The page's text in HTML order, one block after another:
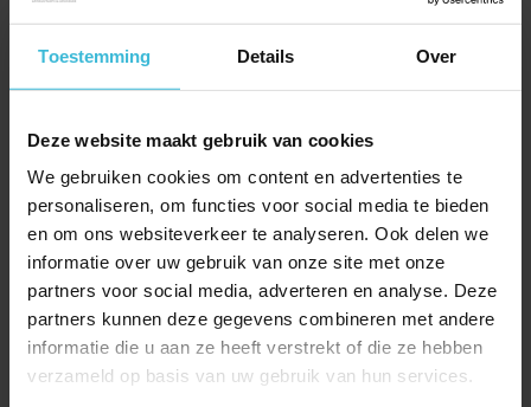
Toestemming Details Over
Deze website maakt gebruik van cookies
We gebruiken cookies om content en advertenties te
personaliseren, om functies voor social media te bieden
en om ons websiteverkeer te analyseren. Ook delen we
informatie over uw gebruik van onze site met onze
partners voor social media, adverteren en analyse. Deze
partners kunnen deze gegevens combineren met andere
informatie die u aan ze heeft verstrekt of die ze hebben
verzameld op basis van uw gebruik van hun services.
Subsidies
Er zijn ruim 3.000 subsidies in Nederland, alleen zijn
nog veel mogelijke subsidies en regelingen
onbekend. Maak jij al gebruik van de mogelijkheden?